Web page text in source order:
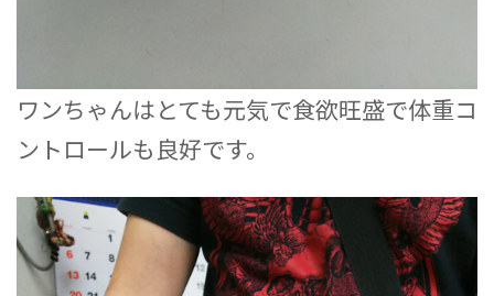
ワンちゃんはとても元気で食欲旺盛で体重コ
ントロールも良好です。